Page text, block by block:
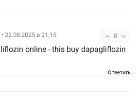
0
• 22.08.2025 в 21:15
online -this buy dapagliflozin
Ответить